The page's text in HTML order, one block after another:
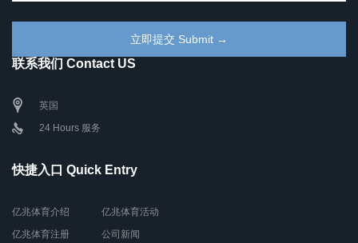
联系我们 Contact US
英国
24 Hours 服务
快捷入口 Quick Entry
亿兆体育介绍
亿兆体育注册
亿兆体育活动
公司新闻